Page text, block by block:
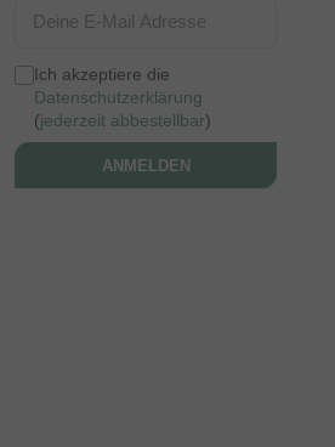
Ich akzeptiere die
Datenschutzerklärung
(jederzeit abbestellbar)
ANMELDEN